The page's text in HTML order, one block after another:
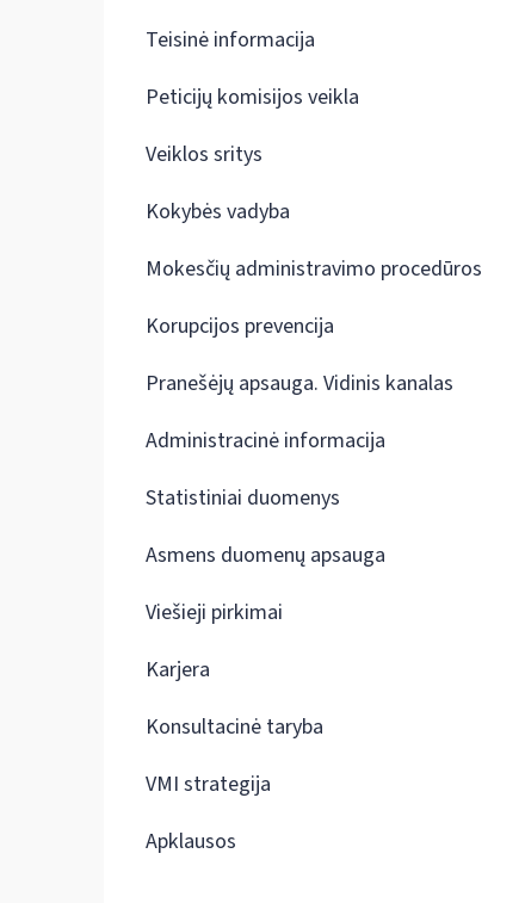
Teisinė informacija
Peticijų komisijos veikla
Veiklos sritys
Kokybės vadyba
Mokesčių administravimo procedūros
Korupcijos prevencija
Pranešėjų apsauga. Vidinis kanalas
Administracinė informacija
Statistiniai duomenys
Asmens duomenų apsauga
Viešieji pirkimai
Karjera
Konsultacinė taryba
VMI strategija
Apklausos